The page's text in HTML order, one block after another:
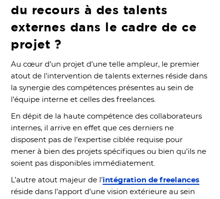
du recours à des talents
externes dans le cadre de ce
projet ?
Au cœur d’un projet d’une telle ampleur, le premier
atout de l’intervention de talents externes réside dans
la synergie des compétences présentes au sein de
l’équipe interne et celles des freelances.
En dépit de la haute compétence des collaborateurs
internes, il arrive en effet que ces derniers ne
disposent pas de l’expertise ciblée requise pour
mener à bien des projets spécifiques ou bien qu’ils ne
soient pas disponibles immédiatement.
L’autre atout majeur de l’intégration de freelances
réside dans l’apport d’une vision extérieure au sein